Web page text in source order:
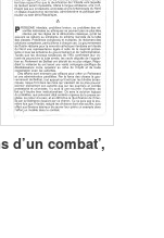
d’un combat’,